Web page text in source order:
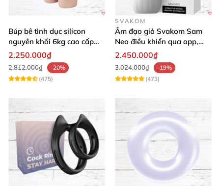
Búp bê tình dục silicon
nguyên khối 6kg cao cấp
giá rẻ mềm mại
2.250.000₫
2.812.000₫
-20%
(475)
SVAKOM
Âm đạo giả Svakom Sam
Neo điều khiển qua app,
webcam tương tác, trải
nghiệm thực tế
2.450.000₫
3.024.000₫
-19%
(473)